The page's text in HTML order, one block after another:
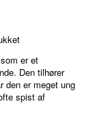
er et
Den tilhører
den er meget ung
spist af